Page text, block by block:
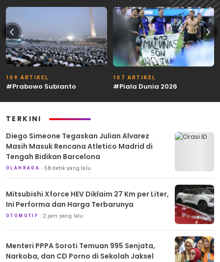
109 ARTIKEL
#Prabowo Subianto
107 ARTIKEL
#Piala Dunia 2026
TERKINI
Diego Simeone Tegaskan Julian Alvarez
Masih Masuk Rencana Atletico Madrid di
Tengah Bidikan Barcelona
OLAHRAGA 58 detik yang lalu
Mitsubishi Xforce HEV Diklaim 27 Km per Liter,
Ini Performa dan Harga Terbarunya
OTOMOTIF 2 jam yang lalu
Menteri PPPA Soroti Temuan 995 Senjata,
Narkoba, dan CD Porno di Sekolah Jaksel